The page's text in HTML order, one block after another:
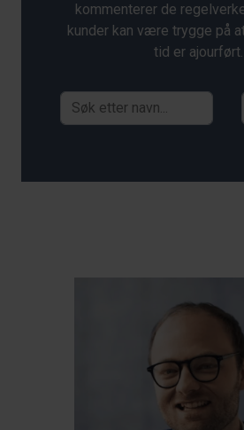
kommenterer de
kunder kan være trygge på
tid er ajourført.